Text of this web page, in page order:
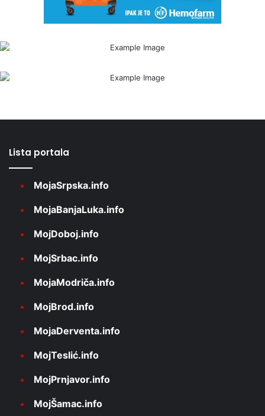
Lista portala
MojaSrpska.info
MojaBanjaLuka.info
MojDoboj.info
MojSrbac.info
MojaModriča.info
MojBrod.info
MojaDerventa.info
MojTeslić.info
MojPrnjavor.info
MojŠamac.info